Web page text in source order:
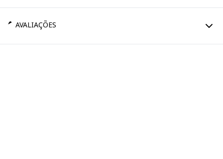
AVALIAÇÕES